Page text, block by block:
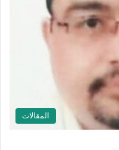
المقالات